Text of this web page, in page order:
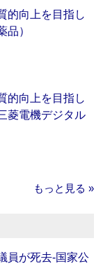
的向上を目指し
品）
的向上を目指し
菱電機デジタル
もっと見る »
員が死去‐国家公